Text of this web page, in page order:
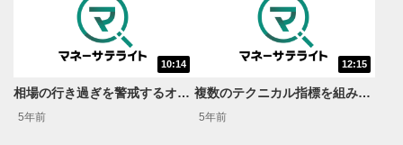
10:14
相場の行き過ぎを警戒するオシレータ系指標のRSI＜田嶋智太郎が教えるFXチャート分析のキホン＞ #14
5年前
12:15
複数のテクニカル指標を組み合わせ総合的にチャート分析を行う（1）＜田嶋智太郎が教えるFXチャート分析のキホン＞ #16
5年前